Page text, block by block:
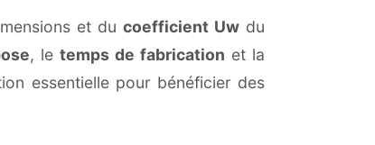
et ducoefficient Uw du
, le temps de fabrication et la
essentielle pour bénéficier des